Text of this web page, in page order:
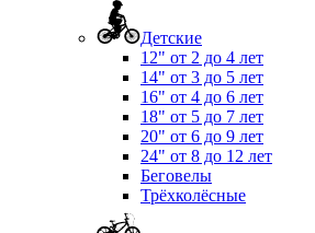
Детские
12" от 2 до 4 лет
14" от 3 до 5 лет
16" от 4 до 6 лет
18" от 5 до 7 лет
20" от 6 до 9 лет
24" от 8 до 12 лет
Беговелы
Трёхколёсные